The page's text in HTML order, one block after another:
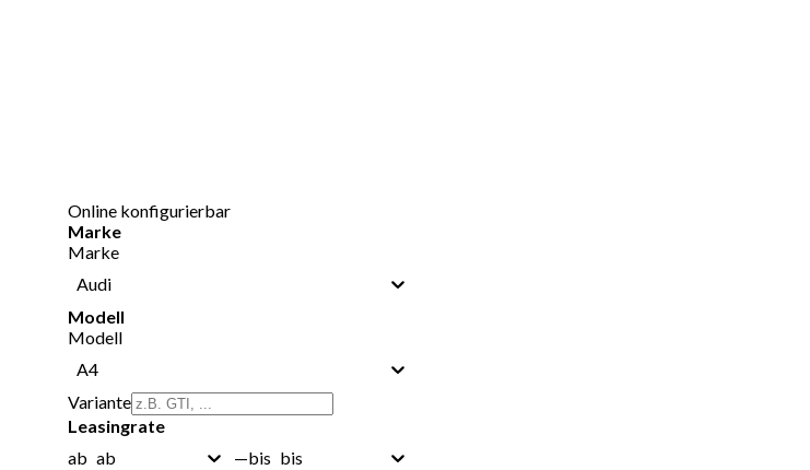
Online konfigurierbar
Marke
Marke
Audi
Modell
Modell
A4
Variante
Leasingrate
ab ab —bis bis